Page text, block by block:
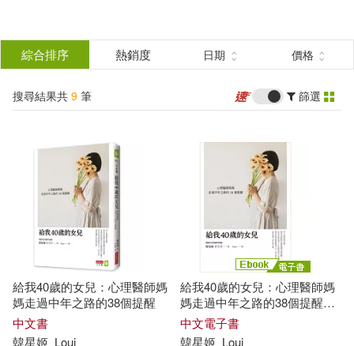
結
分類 (單選)
所有商品(9) 圖書(6)
電子書(2)
作者 (可複選)
韓星姬(6) （韓）韓星姬(2)
綜合排序 熱銷度 日期 價格
搜尋結果共 9 筆 篩選
給我40歲的女兒：心理醫師媽
媽走過中年之路的38個提醒
中文書
韓星姬 Loui
給我40歲的女兒：心理醫師媽
媽走過中年之路的38個提醒
(電子書)
中文電子書
韓星姬 Loui